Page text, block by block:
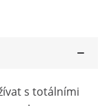
s totálními